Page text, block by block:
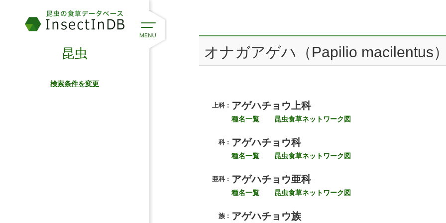
オナガアゲハ（Papilio macilentus
上科 : アゲハチョウ上科
種名一覧 昆虫食草ネットワーク図
科 : アゲハチョウ科
種名一覧 昆虫食草ネットワーク図
亜科 : アゲハチョウ亜科
種名一覧 昆虫食草ネットワーク図
族 : アゲハチョウ族
昆虫
検索条件を変更